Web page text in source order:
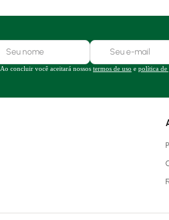
Ao concluir você aceitará nossos termos de uso e política de